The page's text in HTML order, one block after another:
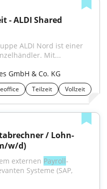
- ALDI Shared
ALDI Nord ist einer
Mit...
GmbH & Co. KG
Teilzeit Vollzeit
/ Lohn-
w/d)
externen Payroll-
Systeme (SAP,